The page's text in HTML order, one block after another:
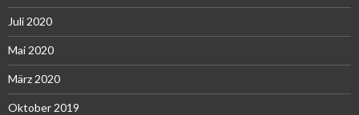
Juli 2020
Mai 2020
März 2020
Oktober 2019